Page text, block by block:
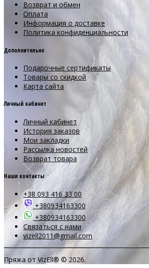
Возврат и обмен
Оплата
Информация о доставке
Политика конфиденциальности
Дополнительно
Подарочные сертификаты
Товары со скидкой
Карта сайта
Личный кабинет
Личный кабинет
История заказов
Мои закладки
Рассылка новостей
Возврат товара
Наши контакты
+38 093 416 33 00
+380934163300
+380934163300
Связаться с нами
vizell2011@gmail.com
Пряжа от VizEll® © 2026.